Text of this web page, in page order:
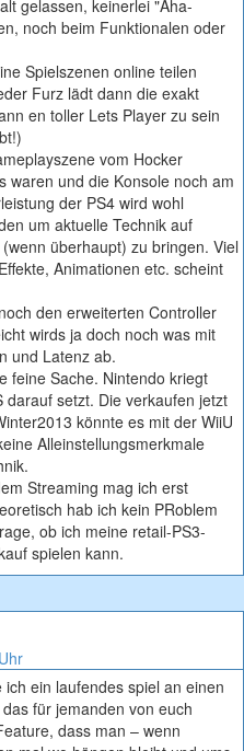
gelassen, keinerlei "Aha-
noch beim Funktionalen oder
Spielszenen online teilen
Furz lädt dann die exakt
en toller Lets Player zu sein
vom Hocker
waren und die Konsole noch am
der PS4 wird wohl
um aktuelle Technik auf
überhaupt) zu bringen. Viel
Animationen etc. scheint
den erweiterten Controller
wirds ja doch noch was mit
und Latenz ab.
feine Sache. Nintendo kriegt
setzt. Die verkaufen jetzt
könnte es mit der WiiU
Alleinstellungsmerkmale
Streaming mag ich erst
hab ich kein PRoblem
ob ich meine retail-PS3-
spielen kann.
ein laufendes spiel an einen
für jemanden von euch
dass man – wenn